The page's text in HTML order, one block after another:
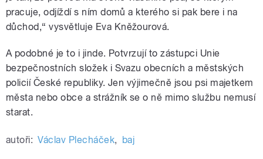
pracuje, odjíždí s ním domů a kterého si pak bere i na
důchod,“vysvětluje Eva Kněžourová.
A podobné je to i jinde. Potvrzují to zástupci Unie
bezpečnostních složek i Svazu obecních a městských
policií České republiky. Jen výjimečně jsou psi majetkem
města nebo obce a strážník se o ně mimo službu nemusí
starat.
autoři: Václav Plecháček, baj